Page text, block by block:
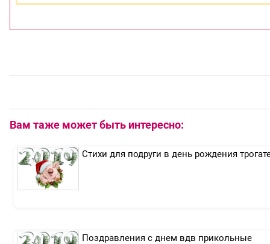
Вам таже может быть интересно:
Стихи для подруги в день рождения
Поздравления с днем вдв прикольные